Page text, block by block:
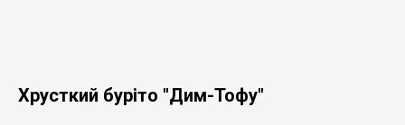
Хрусткий буріто "Дим-Тофу"